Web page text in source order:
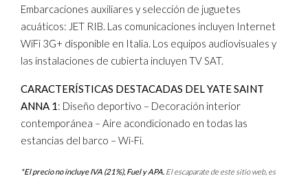
Embarcaciones auxiliares y selección de juguetes
acuáticos: JET RIB. Las comunicaciones incluyen Internet
WiFi 3G+ disponible en Italia. Los equipos audiovisuales y
las instalaciones de cubierta incluyen TV SAT.
CARACTERÍSTICAS DESTACADAS DEL YATE SAINT
ANNA 1: Diseño deportivo – Decoración interior
contemporánea – Aire acondicionado en todas las
estancias del barco – Wi-Fi.
*El precio no incluye IVA (21%), Fuel y APA. El escaparate de este sitio web, es